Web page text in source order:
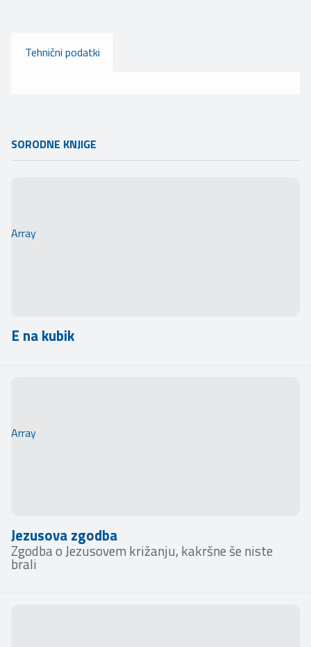
Tehnični podatki
SORODNE KNJIGE
Array
E na kubik
Array
Jezusova zgodba
Zgodba o Jezusovem križanju, kakršne še niste
brali